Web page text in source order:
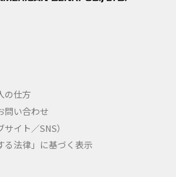
の仕方
問い合わせ
イト／SNS）
る法律」に基づく表示